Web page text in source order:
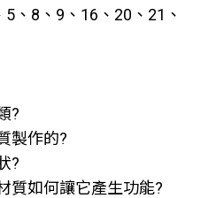
、8、9、16、20、21、
?
製作的?
?
質如何讓它產生功能?